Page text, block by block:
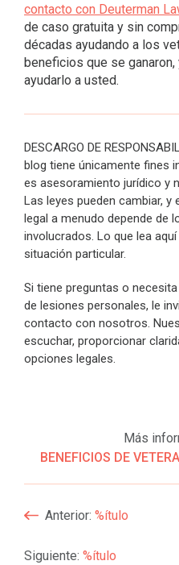
contacto con Deuterman
de caso gratuita y sin
décadas ayudando a los
beneficios que se
ayudarlo a usted.
DESCARGO DE
blog tiene únicamente fines
es asesoramiento jurídico y
Las leyes pueden cambiar, y
legal a menudo depende de
involucrados. Lo que lea
situación particular.
Si tiene preguntas o
de lesiones personales, le
contacto con nosotros.
escuchar, proporcionar
opciones legales.
Más
BENEFICIOS DE
Navegación
De
Anterior: %ítulo
Siguiente: %ítulo